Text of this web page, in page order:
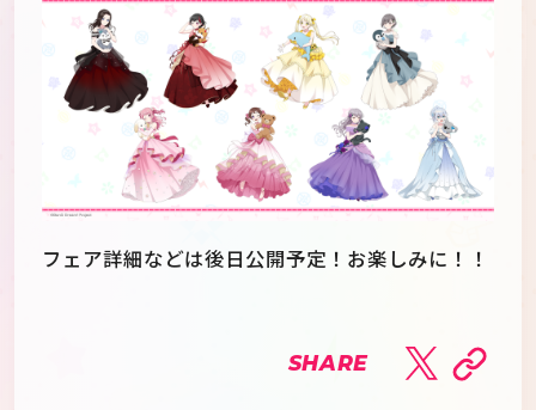
フェア詳細などは後日公開予定！お楽しみに！！
SHARE